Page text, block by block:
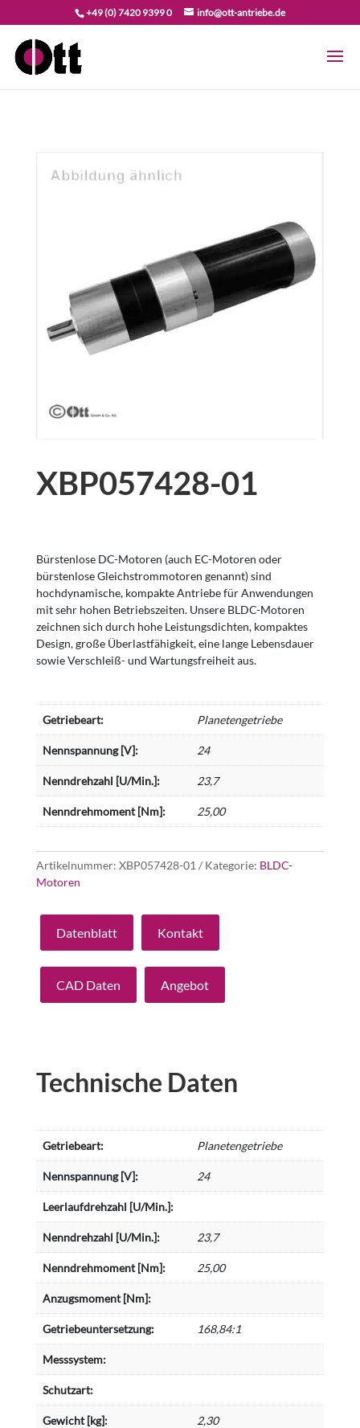
+49 (0) 7420 9399 0 info@ott-antriebe.de
XBP057428-01
Bürstenlose DC-Motoren (auch EC-Motoren oder
bürstenlose Gleichstrommotoren genannt) sind
hochdynamische, kompakte Antriebe für Anwendungen
mit sehr hohen Betriebszeiten. Unsere BLDC-Motoren
zeichnen sich durch hohe Leistungsdichten, kompaktes
Design, große Überlastfähigkeit, eine lange Lebensdauer
sowie Verschleiß- und Wartungsfreiheit aus.
Getriebeart: Planetengetriebe
Nennspannung [V]: 24
Nenndrehzahl [U/Min.]: 23,7
Nenndrehmoment [Nm]: 25,00
Artikelnummer: XBP057428-01 Kategorie: BLDC-
Motoren
Datenblatt Kontakt
CAD Daten Angebot
Technische Daten
Getriebeart: Planetengetriebe
Nennspannung [V]: 24
Leerlaufdrehzahl [U/Min.]:
Nenndrehzahl [U/Min.]: 23,7
Nenndrehmoment [Nm]: 25,00
Anzugsmoment [Nm]:
Getriebeuntersetzung: 168,84:1
Messsystem:
Schutzart:
Gewicht [kg]: 2,30